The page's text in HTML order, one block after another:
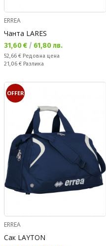
ERREA
Чанта LARES
Текуща цена:
31,60 € / 61,80 лв.
Редовна цена:
52,66 € Редовна цена
Спестявате:
21,06 € Разлика
OFFER
ERREA
Сак LAYTON